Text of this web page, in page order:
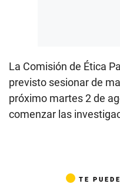
La Comisión de Ética
previsto sesionar de
próximo martes 2 de
comenzar las
TE